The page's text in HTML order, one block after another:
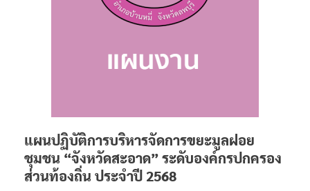
แผนปฏิบัติการบริหารจัดการขยะมูลฝอย
ชุมชน “จังหวัดสะอาด” ระดับองค์กรปกครอง
ส่วนท้องถิ่น ประจำปี 2568